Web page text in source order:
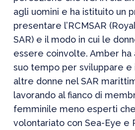
agli uomini e ha istituito un
presentare l’RCMSAR
SAR) e il modo in cui le
essere coinvolte. Amber ha
suo tempo per sviluppare e
altre donne nel SAR
lavorando al fianco di
femminile meno esperti
volontariato con Sea-Eye e